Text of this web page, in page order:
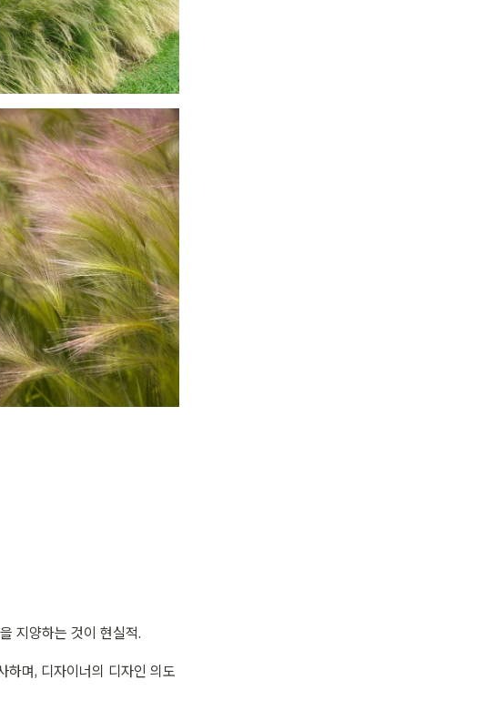
지양하는 것이 현실적.
하며, 디자이너의 디자인 의도